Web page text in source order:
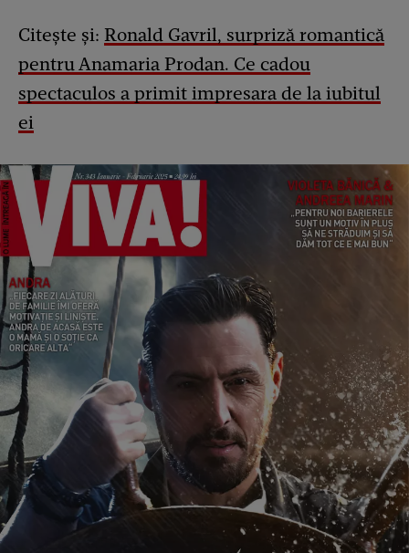
Citește și: Ronald Gavril, surpriză romantică
pentru Anamaria Prodan. Ce cadou
spectaculos a primit impresara de la iubitul
ei